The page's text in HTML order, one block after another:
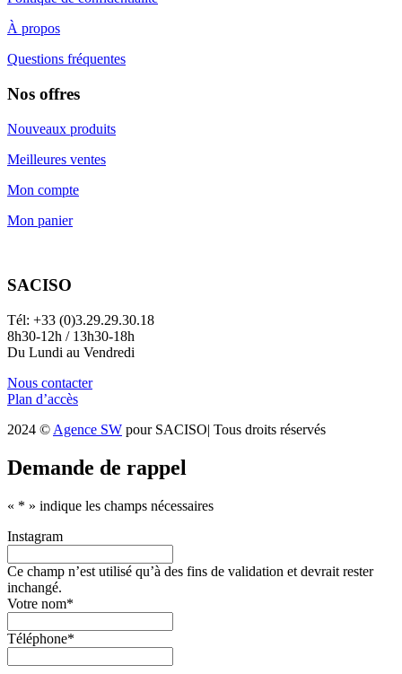
À propos
Questions fréquentes
Nos offres
Nouveaux produits
Meilleures ventes
Mon compte
Mon panier
SACISO
Tél: +33 (0)3.29.29.30.18
8h30-12h / 13h30-18h
Du Lundi au Vendredi
Nous contacter
Plan d’accès
2024 © Agence SW pour SACISO| Tous droits réservés
Demande de rappel
« * » indique les champs nécessaires
Instagram
Ce champ n’est utilisé qu’à des fins de validation et devrait rester
inchangé.
Votre nom*
Téléphone*